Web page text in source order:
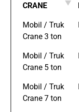
CRANE
Mobil / Truk
Crane 3 ton
Mobil / Truk
Crane 5 ton
Mobil / Truk
Crane 7 ton